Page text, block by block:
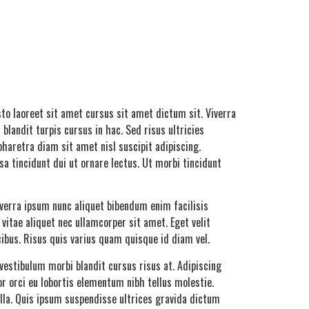
laoreet sit amet cursus sit amet dictum sit. Viverra
turpis cursus in hac. Sed risus ultricies
diam sit amet nisl suscipit adipiscing.
tincidunt dui ut ornare lectus. Ut morbi tincidunt
ipsum nunc aliquet bibendum enim facilisis
aliquet nec ullamcorper sit amet. Eget velit
Risus quis varius quam quisque id diam vel.
morbi blandit cursus risus at. Adipiscing
orci eu lobortis elementum nibh tellus molestie.
Quis ipsum suspendisse ultrices gravida dictum